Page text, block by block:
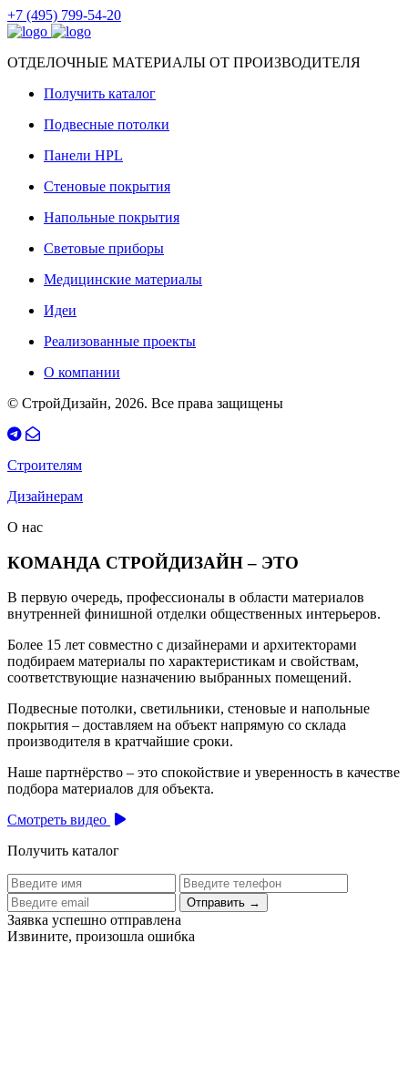
+7 (495) 799-54-20
ОТДЕЛОЧНЫЕ МАТЕРИАЛЫ ОТ ПРОИЗВОДИТЕЛЯ
Получить каталог
Подвесные потолки
Панели HPL
Стеновые покрытия
Напольные покрытия
Световые приборы
Медицинские материалы
Идеи
Реализованные проекты
О компании
© СтройДизайн, 2026. Все права защищены
Строителям
Дизайнерам
О нас
КОМАНДА СТРОЙДИЗАЙН – ЭТО
В первую очередь, профессионалы в области материалов
внутренней финишной отделки общественных интерьеров.
Более 15 лет совместно с дизайнерами и архитекторами
подбираем материалы по характеристикам и свойствам,
соответствующие назначению выбранных помещений.
Подвесные потолки, светильники, стеновые и напольные
покрытия – доставляем на объект напрямую со склада
производителя в кратчайшие сроки.
Наше партнёрство – это спокойствие и уверенность в качестве
подбора материалов для объекта.
Смотреть видео
Получить каталог
Отправить →
Заявка успешно отправлена
Извините, произошла ошибка